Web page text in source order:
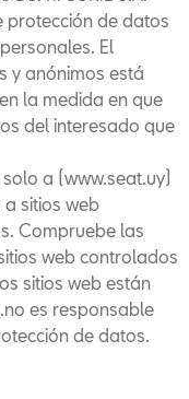
protección de datos
El
y anónimos está
la medida en que
del interesado que
a (www.seat.uy)
sitios web
Compruebe las
web controlados
sitios web están
es responsable
de datos.